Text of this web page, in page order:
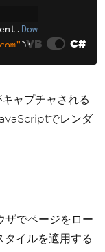
. Dow
);
Rep
Teleri
VB C#
ャプチャされる
でレンダ
でページをロー
イルを適用する